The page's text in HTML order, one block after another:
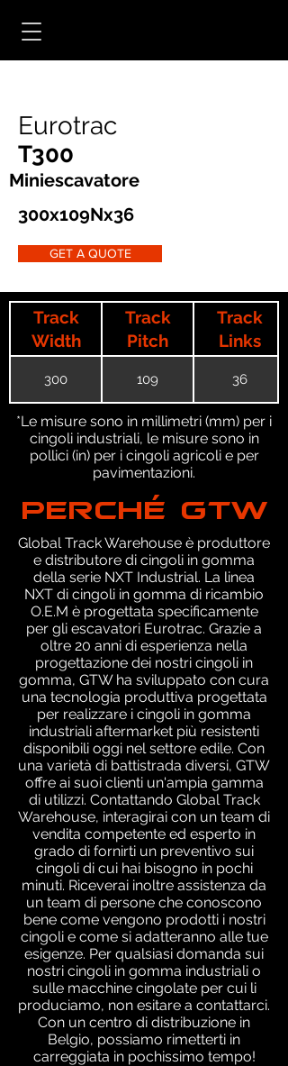
Eurotrac
T300
Miniescavatore
300x109Nx36
GET A QUOTE
Track
Width
Track
Pitch
Track
Links
300 109 36
*Le misure sono in millimetri (mm) per i
cingoli industriali, le misure sono in
pollici (in) per i cingoli agricoli e per
pavimentazioni.
PERCHÉ GTW
Global Track Warehouse è produttore
e distributore di cingoli in gomma
della serie NXT Industrial. La linea
NXT di cingoli in gomma di ricambio
O.E.M è progettata specificamente
per gli escavatori Eurotrac. Grazie a
oltre 20 anni di esperienza nella
progettazione dei nostri cingoli in
gomma, GTW ha sviluppato con cura
una tecnologia produttiva progettata
per realizzare i cingoli in gomma
industriali aftermarket più resistenti
disponibili oggi nel settore edile. Con
una varietà di battistrada diversi, GTW
offre ai suoi clienti un'ampia gamma
di utilizzi. Contattando Global Track
Warehouse, interagirai con un team di
vendita competente ed esperto in
grado di fornirti un preventivo sui
cingoli di cui hai bisogno in pochi
minuti. Riceverai inoltre assistenza da
un team di persone che conoscono
bene come vengono prodotti i nostri
cingoli e come si adatteranno alle tue
esigenze. Per qualsiasi domanda sui
nostri cingoli in gomma industriali o
sulle macchine cingolate per cui li
produciamo, non esitare a contattarci.
Con un centro di distribuzione in
Belgio, possiamo rimetterti in
carreggiata in pochissimo tempo!